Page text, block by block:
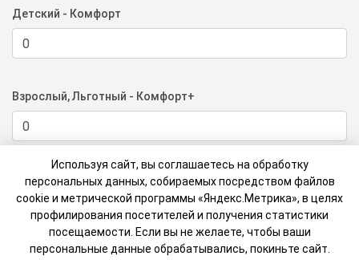
Детский - Комфорт
Взрослый, Льготный - Комфорт+
Детский - Комфорт+
Используя сайт, вы соглашаетесь на обработку
персональных данных, собираемых посредством файлов
cookie и метрической программы «Яндекс.Метрика», в целях
профилирования посетителей и получения статистики
посещаемости. Если вы не желаете, чтобы ваши
персональные данные обрабатывались, покиньте сайт.